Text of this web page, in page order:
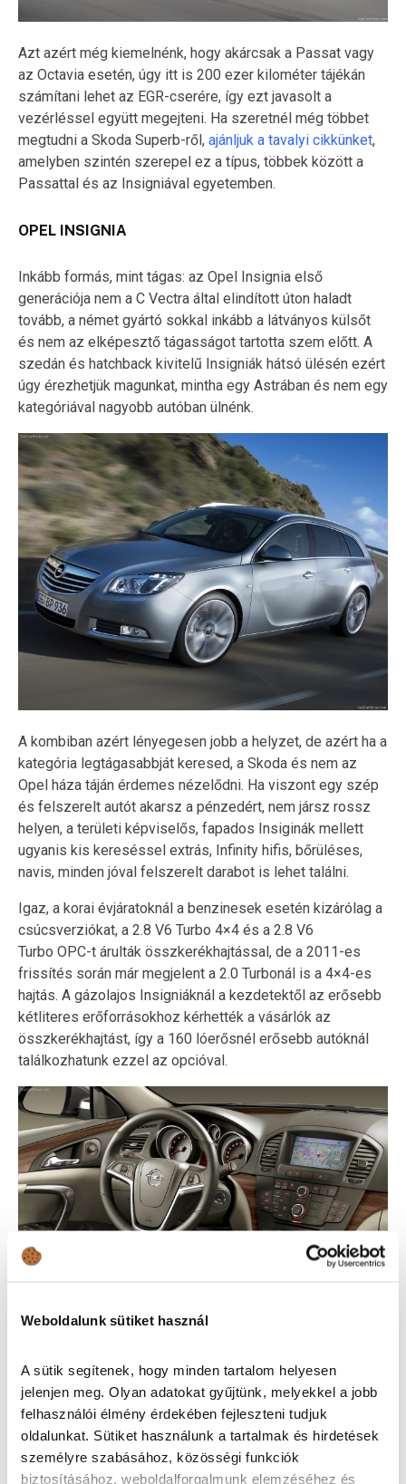
Weboldalunk sütiket használ
A sütik segítenek, hogy minden tartalom helyesen
jelenjen meg. Olyan adatokat gyűjtünk, melyekkel a jobb
felhasználói élmény érdekében fejleszteni tudjuk
oldalunkat. Sütiket használunk a tartalmak és hirdetések
személyre szabásához, közösségi funkciók
biztosításához, weboldalforgalmunk elemzéséhez és
Azt azért még kiemelnénk, hogy akárcsak a Passat vagy
az Octavia esetén, úgy itt is 200 ezer kilométer tájékán
számítani lehet az EGR-cserére, így ezt javasolt a
vezérléssel együtt megejteni. Ha szeretnél még többet
megtudni a Skoda Superb-ről, ajánljuk a tavalyi cikkünket,
amelyben szintén szerepel ez a típus, többek között a
Passattal és az Insigniával egyetemben.
OPEL INSIGNIA
Inkább formás, mint tágas: az Opel Insignia első
generációja nem a C Vectra által elindított úton haladt
tovább, a német gyártó sokkal inkább a látványos külsőt
és nem az elképesztő tágasságot tartotta szem előtt. A
szedán és hatchback kivitelű Insigniák hátsó ülésén ezért
úgy érezhetjük magunkat, mintha egy Astrában és nem egy
kategóriával nagyobb autóban ülnénk.
A kombiban azért lényegesen jobb a helyzet, de azért ha a
kategória legtágasabbját keresed, a Skoda és nem az
Opel háza táján érdemes nézelődni. Ha viszont egy szép
és felszerelt autót akarsz a pénzedért, nem jársz rossz
helyen, a területi képviselős, fapados Insiginák mellett
ugyanis kis kereséssel extrás, Infinity hifis, bőrüléses,
navis, minden jóval felszerelt darabot is lehet találni.
Igaz, a korai évjáratoknál a benzinesek esetén kizárólag a
csúcsverziókat, a 2.8 V6 Turbo 4×4 és a 2.8 V6
Turbo OPC-t árulták összkerékhajtással, de a 2011-es
frissítés során már megjelent a 2.0 Turbonál is a 4×4-es
hajtás. A gázolajos Insigniáknál a kezdetektől az erősebb
kétliteres erőforrásokhoz kérhették a vásárlók az
összkerékhajtást, így a 160 lóerősnél erősebb autóknál
találkozhatunk ezzel az opcióval.
Fontos tudni, hogy sok 2.0 CDTi motorral szerelt insigniát
érint a turbó és a töltőlevegő-hűtő között lévő cső
kilyukadása. Amennyiben ez megtörténik, az autó
mozgásképtelenné válik, ezért érdemes rákérdezni, hogy